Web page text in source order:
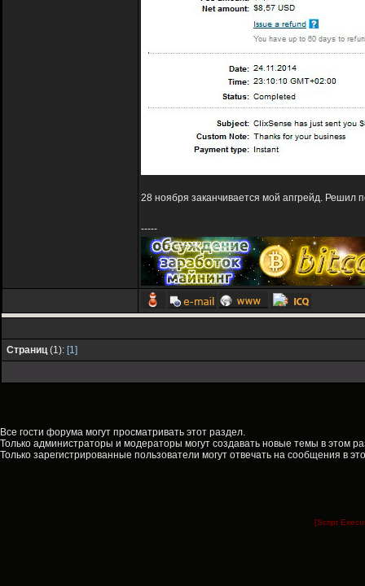
28 ноября заканчивается мой апгрейд. Решил
-----
Страниц(1): [1]
Все гости форума могут просматривать этот раздел.
Только администраторы и модераторы могут создавать новые темы в этом
Только зарегистрированные пользователи могут отвечать на сообщения в
[Script